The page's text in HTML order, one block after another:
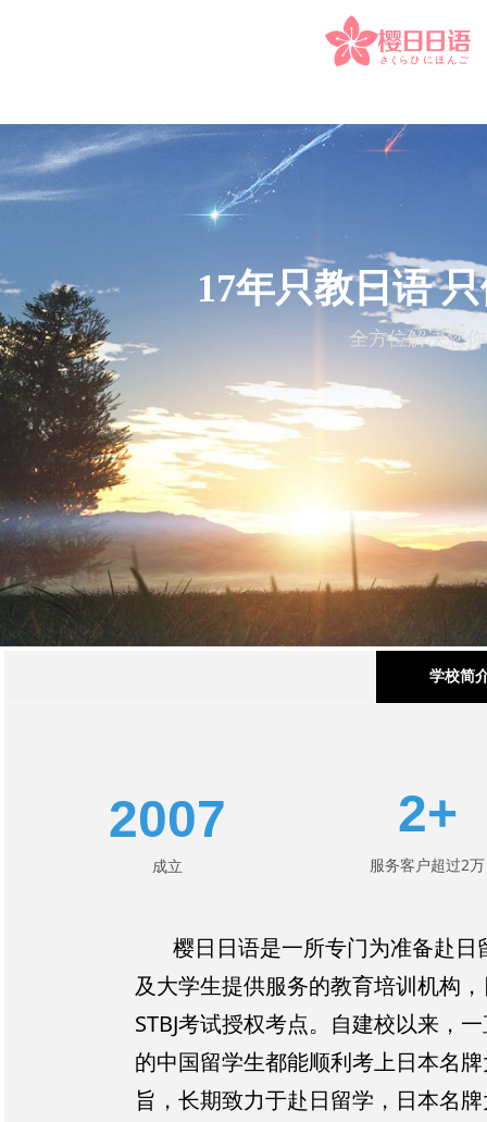
学校简
2007
成立
2+
服务客户超过2万
樱日日语是一所专门为准备赴日
及大学生提供服务的教育培训机构，
STBJ考试授权考点。自建校以来，
的中国留学生都能顺利考上日本名
旨，长期致力于赴日留学，日本名
全方位解决您
17年只教日语